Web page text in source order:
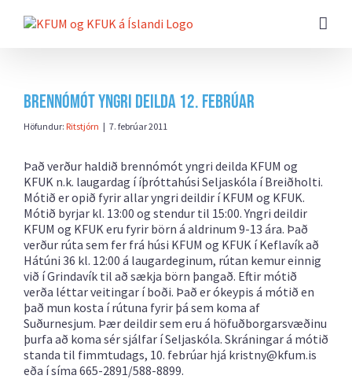
beint
Brennómót yngri deilda 12. febrúar
Höfundur: Ritstjórn | 7. febrúar 2011
Það verður haldið brennómót yngri deilda KFUM og
KFUK n.k. laugardag í íþróttahúsi Seljaskóla í Breiðholti.
Mótið er opið fyrir allar yngri deildir í KFUM og KFUK.
Mótið byrjar kl. 13:00 og stendur til 15:00. Yngri deildir
KFUM og KFUK eru fyrir börn á aldrinum 9-13 ára. Það
verður rúta sem fer frá húsi KFUM og KFUK í Keflavík að
Hátúni 36 kl. 12:00 á laugardeginum, rútan kemur einnig
við í Grindavík til að sækja börn þangað. Eftir mótið
verða léttar veitingar í boði. Það er ókeypis á mótið en
það mun kosta í rútuna fyrir þá sem koma af
Suðurnesjum. Þær deildir sem eru á höfuðborgarsvæðinu
þurfa að koma sér sjálfar í Seljaskóla. Skráningar á mótið
standa til fimmtudags, 10. febrúar hjá kristny@kfum.is
eða í síma 665-2891/588-8899.